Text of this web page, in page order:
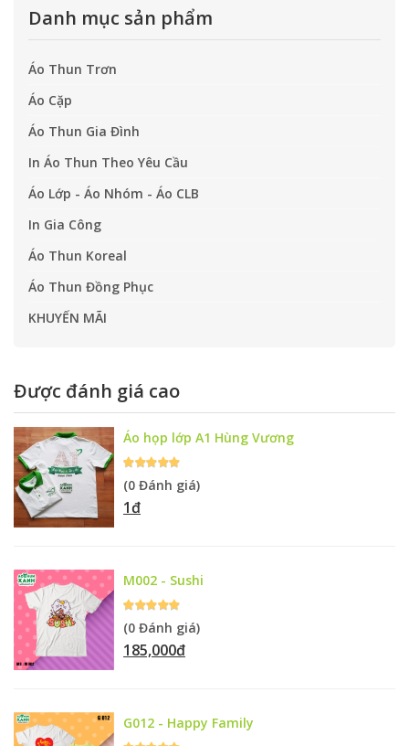
Danh mục sản phẩm
Áo Thun Trơn
Áo Cặp
Áo Thun Gia Đình
In Áo Thun Theo Yêu Cầu
Áo Lớp - Áo Nhóm - Áo CLB
In Gia Công
Áo Thun Koreal
Áo Thun Đồng Phục
KHUYẾN MÃI
Được đánh giá cao
Áo họp lớp A1 Hùng Vương
(0 Đánh giá)
1đ
M002 - Sushi
(0 Đánh giá)
185,000đ
G012 - Happy Family